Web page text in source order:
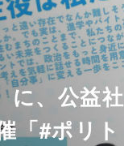
に、公益社
「#ポリト